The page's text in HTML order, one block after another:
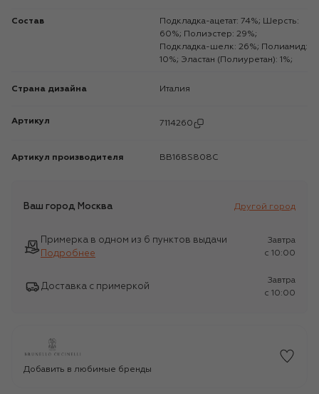
Состав
Подкладка-ацетат: 74%; Шерсть:
60%; Полиэстер: 29%;
Подкладка-шелк: 26%; Полиамид:
10%; Эластан (Полиуретан): 1%;
Страна дизайна Италия
Артикул 7114260
Артикул производителя BB168S808C
Ваш город Москва Другой город
Примерка в одном из 6 пунктов выдачи
Подробнее
Завтра
c 10:00
Доставка с примеркой
Завтра
c 10:00
Добавить в любимые бренды